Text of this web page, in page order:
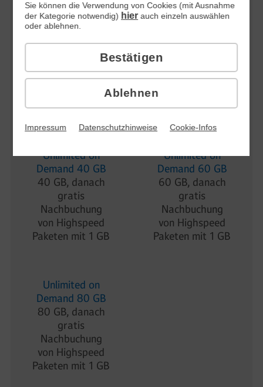
All-Net-Flat 60
GB
Verbrauch des
Datenvolumens
64 kBit/s
All-Net-Flat 80
Verbrauch des
Datenvolumens
64 kBit/s
Unlimited on
Demand 40 GB
40 GB, danach
gratis
Nachbuchung
von Highspeed
Paketen mit 1 GB
Unlimited on
Demand 60 GB
60 GB, danach
gratis
Nachbuchung
von Highspeed
Paketen mit 1 GB
Unlimited on
Demand 80 GB
80 GB, danach
gratis
Nachbuchung
von Highspeed
Paketen mit 1 GB
Ablehnen
Sie können die Verwendung von Cookies (mit Ausnahme
der Kategorie notwendig) hierauch einzeln auswählen
oder ablehnen.
Bestätigen
Impressum Datenschutzhinweise Cookie-Infos